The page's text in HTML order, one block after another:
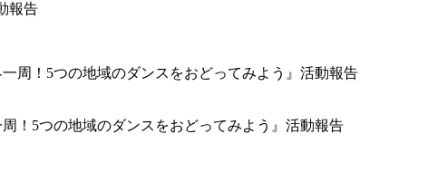
報告
！5つの地域のダンスをおどってみよう』活動報告